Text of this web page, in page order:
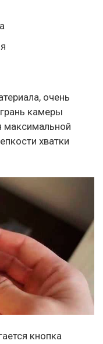
очень
камеры
максимальной
хватки
кнопка